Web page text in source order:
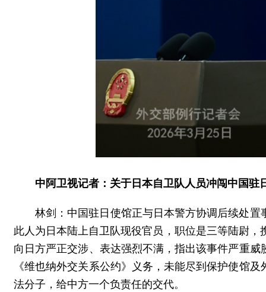
中阿卫视记者：关于日本自卫队人员冲闯中国
林剑：中国驻日使馆正与日本警方协调后续处
此人为日本陆上自卫队现役官员，职位是三等陆尉
向日方严正交涉、表达强烈不满，指出该事件严重
《维也纳外交关系公约》义务，未能尽到保护使馆
法分子，给中方一个负责任的交代。